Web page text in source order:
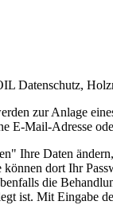
Datenschutz,
zur Anlage
E-Mail-Adresse
Ihre Daten
dort Ihr
die
ist. Mit Eingabe